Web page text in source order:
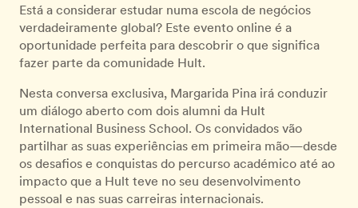
Está a considerar estudar numa escola de negócios
verdadeiramente global? Este evento online é a
oportunidade perfeita para descobrir o que significa
fazer parte da comunidade Hult.
Nesta conversa exclusiva, Margarida Pina irá conduzir
um diálogo aberto com dois alumni da Hult
International Business School. Os convidados vão
partilhar as suas experiências em primeira mão—desde
os desafios e conquistas do percurso académico até ao
impacto que a Hult teve no seu desenvolvimento
pessoal e nas suas carreiras internacionais.